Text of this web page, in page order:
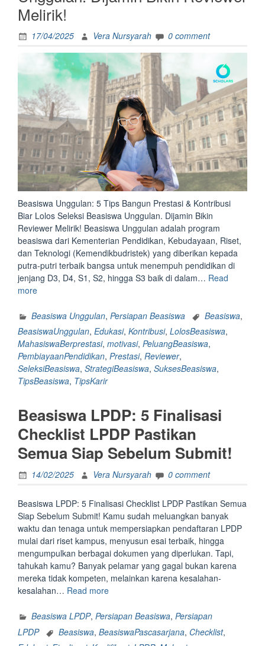
Melirik!
17/04/2025 Vera Nursyarah 0 comment
Beasiswa Unggulan: 5 Tips Bangun Prestasi & Kontribusi
Biar Lolos Seleksi Beasiswa Unggulan. Dijamin Bikin
Reviewer Melirik! Beasiswa Unggulan adalah program
beasiswa dari Kementerian Pendidikan, Kebudayaan, Riset,
dan Teknologi (Kemendikbudristek) yang diberikan kepada
putra-putri terbaik bangsa untuk menempuh pendidikan di
jenjang D3, D4, S1, S2, hingga S3 baik di dalam… Read
more“Beasiswa
5
Tips
Bangun
Prestasi
&
Kontribusi
Seleksi
Beasiswa
Unggulan.
Dijamin
Reviewer
Beasiswa Unggulan, Persiapan Beasiswa Beasiswa,
BeasiswaUnggulan, Edukasi, Kontribusi, LolosBeasiswa,
MahasiswaBerprestasi, motivasi, PeluangBeasiswa,
PembiayaanPendidikan, Prestasi, Reviewer,
SeleksiBeasiswa, StrategiBeasiswa, SuksesBeasiswa,
TipsBeasiswa, TipsKarir
Beasiswa LPDP: 5 Finalisasi
Checklist LPDP Pastikan
Semua Siap Sebelum Submit!
14/02/2025 Vera Nursyarah 0 comment
Beasiswa LPDP: 5 Finalisasi Checklist LPDP Pastikan Semua
Siap Sebelum Submit! Kamu sudah meluangkan banyak
waktu dan tenaga untuk mempersiapkan pendaftaran LPDP
mulai dari riset kampus, menyusun esai terbaik, hingga
mengumpulkan berbagai dokumen yang diperlukan. Tapi,
tahukah kamu? Banyak pelamar yang gagal bukan karena
mereka tidak kompeten, melainkan karena kesalahan-
kesalahan… Read more“<strong>Beasiswa
5
Finalisasi
Beasiswa LPDP, Persiapan Beasiswa, Persiapan
LPDP
Beasiswa, BeasiswaPascasarjana, Checklist,